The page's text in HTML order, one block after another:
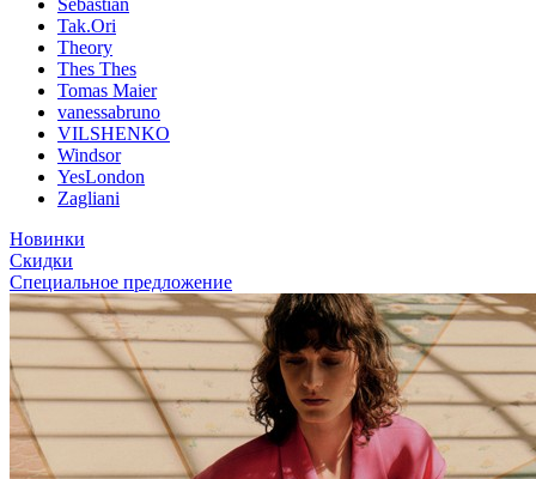
Sebastian
Tak.Ori
Theory
Thes Thes
Tomas Maier
vanessabruno
VILSHENKO
Windsor
YesLondon
Zagliani
Новинки
Скидки
Специальное предложение